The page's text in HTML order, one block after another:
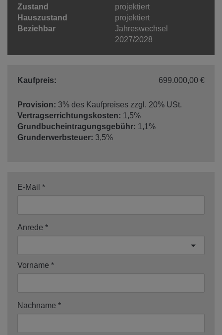
Zustand
projektiert
Hauszustand
projektiert
Beziehbar
Jahreswechsel
2027/2028
Kaufpreis: 699.000,00 €
Provision: 3% des Kaufpreises zzgl. 20% USt.
Vertragserrichtungskosten: 1,5%
Grundbucheintragungsgebühr: 1,1%
Grunderwerbsteuer: 3,5%
E-Mail
Anrede
Vorname
Nachname